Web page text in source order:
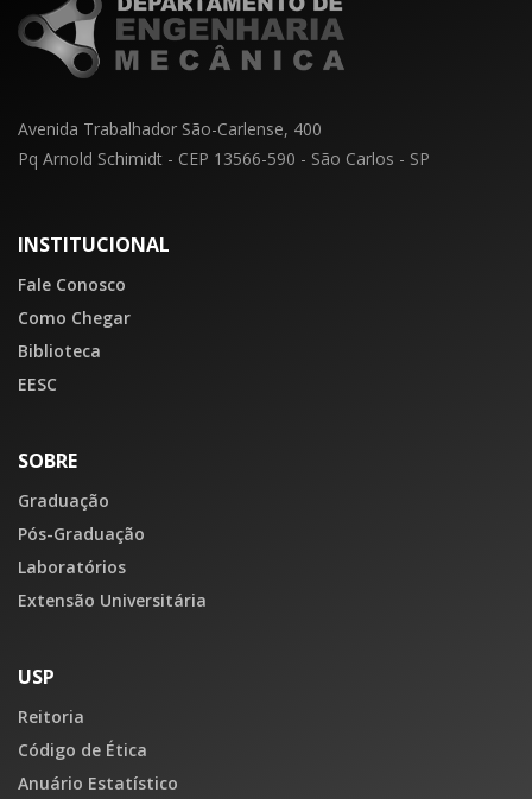
Avenida Trabalhador São-Carlense, 400
Pq Arnold Schimidt - CEP 13566-590 - São Carlos - SP
INSTITUCIONAL
Fale Conosco
Como Chegar
Biblioteca
EESC
SOBRE
Graduação
Pós-Graduação
Laboratórios
Extensão Universitária
USP
Reitoria
Código de Ética
Anuário Estatístico